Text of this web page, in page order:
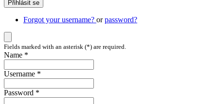
Přihlásit se
Forgot your username? orpassword?
Fields marked with an asterisk (*) are required.
Name *
Username *
Password *